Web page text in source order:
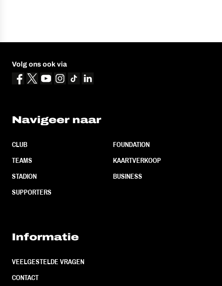
Volg ons ook via
Navigeer naar
CLUB
TEAMS
STADION
SUPPORTERS
FOUNDATION
KAARTVERKOOP
BUSINESS
Informatie
VEELGESTELDE VRAGEN
CONTACT